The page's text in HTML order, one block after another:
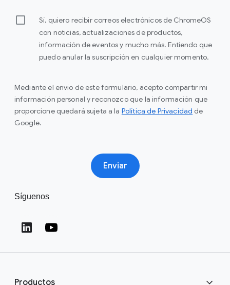
Sí, quiero recibir correos electrónicos de ChromeOS
con noticias, actualizaciones de productos,
información de eventos y mucho más. Entiendo que
puedo anular la suscripción en cualquier momento.
Mediante el envío de este formulario, acepto compartir mi
información personal y reconozco que la información que
proporcione quedará sujeta a la Política de Privacidad de
Google.
Enviar
Síguenos
Productos